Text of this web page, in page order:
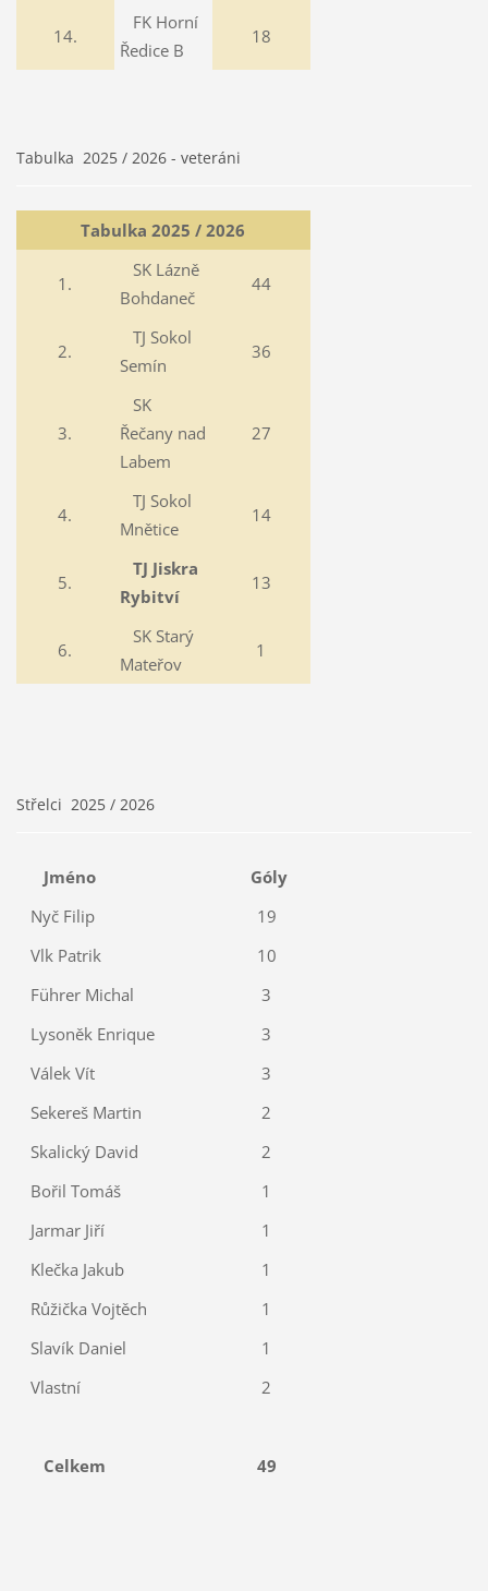
14.
FK Horní
Ředice B
18
Tabulka 2025 / 2026 - veteráni
Tabulka 2025 / 2026
1.
SK Lázně
Bohdaneč
44
2.
TJ Sokol
Semín
36
3.
SK
Řečany nad
Labem
27
4.
TJ Sokol
Mnětice
14
5.
TJ Jiskra
Rybitví
13
6.
SK Starý
Mateřov
1
Střelci 2025 / 2026
Jméno
Góly
Nyč Filip
19
Vlk Patrik
10
Führer Michal
3
Lysoněk Enrique
3
Válek Vít
3
Sekereš Martin
2
Skalický David
2
Bořil Tomáš
1
Jarmar Jiří
1
Klečka Jakub
1
Růžička Vojtěch
1
Slavík Daniel
1
Vlastní
2
Celkem 49